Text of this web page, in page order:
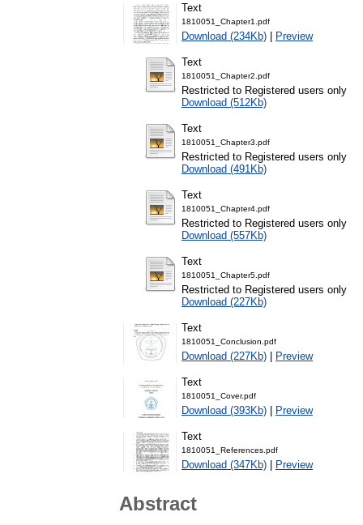
Text
1810051_Chapter1.pdf
Download (234Kb) | Preview
Text
1810051_Chapter2.pdf
Restricted to Registered users only
Download (512Kb)
Text
1810051_Chapter3.pdf
Restricted to Registered users only
Download (491Kb)
Text
1810051_Chapter4.pdf
Restricted to Registered users only
Download (557Kb)
Text
1810051_Chapter5.pdf
Restricted to Registered users only
Download (227Kb)
Text
1810051_Conclusion.pdf
Download (227Kb) | Preview
Text
1810051_Cover.pdf
Download (393Kb) | Preview
Text
1810051_References.pdf
Download (347Kb) | Preview
Abstract